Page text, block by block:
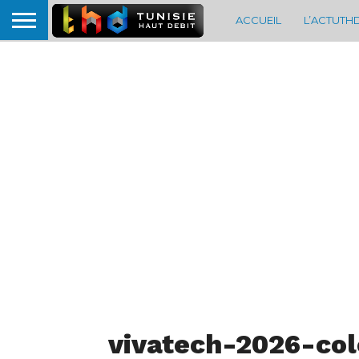
ACCUEIL
vivatech-2026-